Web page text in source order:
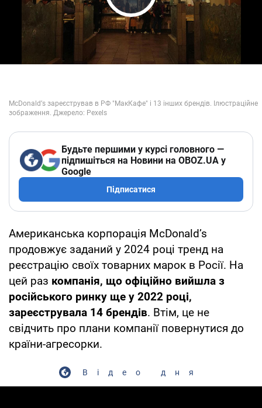
Play Video
Будьте першими у курсі головного —
підпишіться на Новини на OBOZ.UA у
Google
Підписатися
Американська корпорація McDonaldʼs
продовжує заданий у 2024 році тренд на
реєстрацію своїх товарних марок в Росії. На
цей раз компанія, що офіційно вийшла з
російського ринку ще у 2022 році,
зареєструвала 14 брендів. Втім, це не
свідчить про плани компанії повернутися до
країни-агресорки.
Відео дня